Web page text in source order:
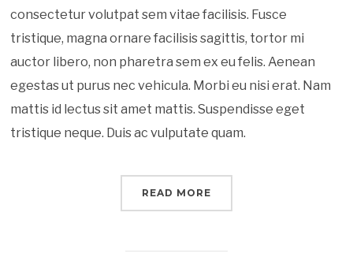
consectetur volutpat sem vitae facilisis. Fusce
tristique, magna ornare facilisis sagittis, tortor mi
auctor libero, non pharetra sem ex eu felis. Aenean
egestas ut purus nec vehicula. Morbi eu nisi erat. Nam
mattis id lectus sit amet mattis. Suspendisse eget
tristique neque. Duis ac vulputate quam.
READ MORE